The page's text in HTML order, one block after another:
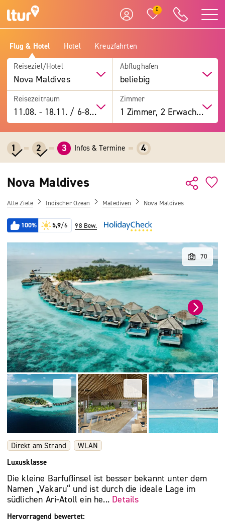
0
Flug & Hotel Hotel Kreuzfahrten
Reiseziel/Hotel
Nova Maldives
Abflughafen
beliebig
Reisezeitraum
11.08. -18.11. / 6-8 Tage
Zimmer
1 Zimmer, 2 Erwachsene
1 2 3 Infos & Termine 4
Nova Maldives
Alle Ziele Indischer Ozean Malediven Nova Maldives
100% 5,9/6 98 Bew.
Direkt am Strand
WLAN
Luxusklasse
Die kleine Barfußinsel ist besser bekannt unter dem
Namen „Vakaru“ und ist durch die ideale Lage im
südlichen Ari-Atoll ein he... Details
Hervorragend bewertet: